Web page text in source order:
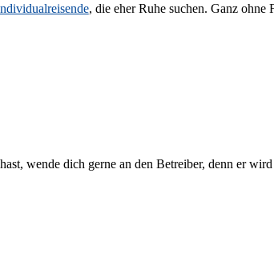
, die eher Ruhe suchen. Ganz ohne
wende dich gerne an den Betreiber, denn er